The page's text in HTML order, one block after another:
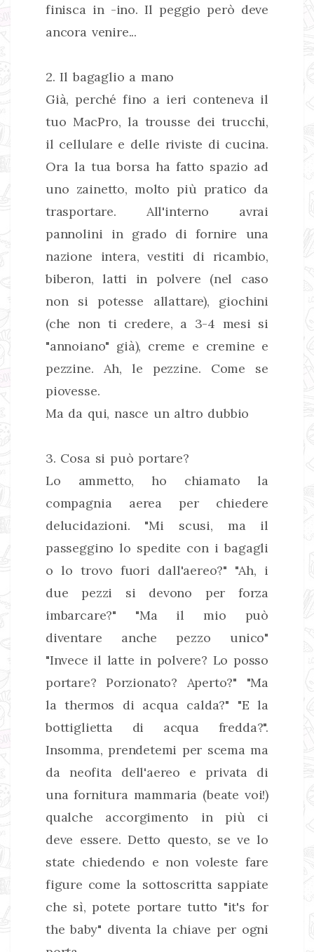
finisca in -ino. Il peggio però deve
ancora venire...
2. Il bagaglio a mano
Già, perché fino a ieri conteneva il
tuo MacPro, la trousse dei trucchi,
il cellulare e delle riviste di cucina.
Ora la tua borsa ha fatto spazio ad
uno zainetto, molto più pratico da
trasportare. All'interno avrai
pannolini in grado di fornire una
nazione intera, vestiti di ricambio,
biberon, latti in polvere (nel caso
non si potesse allattare), giochini
(che non ti credere, a 3-4 mesi si
"annoiano" già), creme e cremine e
pezzine. Ah, le pezzine. Come se
piovesse.
Ma da qui, nasce un altro dubbio
3. Cosa si può portare?
Lo ammetto, ho chiamato la
compagnia aerea per chiedere
delucidazioni. "Mi scusi, ma il
passeggino lo spedite con i bagagli
o lo trovo fuori dall'aereo?" "Ah, i
due pezzi si devono per forza
imbarcare?" "Ma il mio può
diventare anche pezzo unico"
"Invece il latte in polvere? Lo posso
portare? Porzionato? Aperto?" "Ma
la thermos di acqua calda?" "E la
bottiglietta di acqua fredda?".
Insomma, prendetemi per scema ma
da neofita dell'aereo e privata di
una fornitura mammaria (beate voi!)
qualche accorgimento in più ci
deve essere. Detto questo, se ve lo
state chiedendo e non voleste fare
figure come la sottoscritta sappiate
che sì, potete portare tutto "it's for
the baby" diventa la chiave per ogni